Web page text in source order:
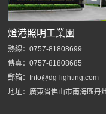
燈港照明工業園
熱線：0757-81808699
傳真：0757-81808685
郵箱：Info@dg-lighting.com
地址：廣東省佛山市南海區丹